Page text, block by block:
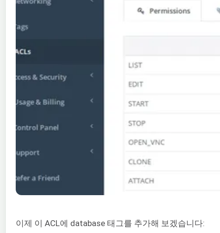
이제 이 ACL에 database 태그를 추가해 보겠습니다: